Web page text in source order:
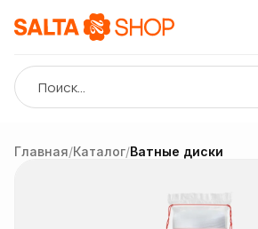
Главная/Каталог/Ватные диски